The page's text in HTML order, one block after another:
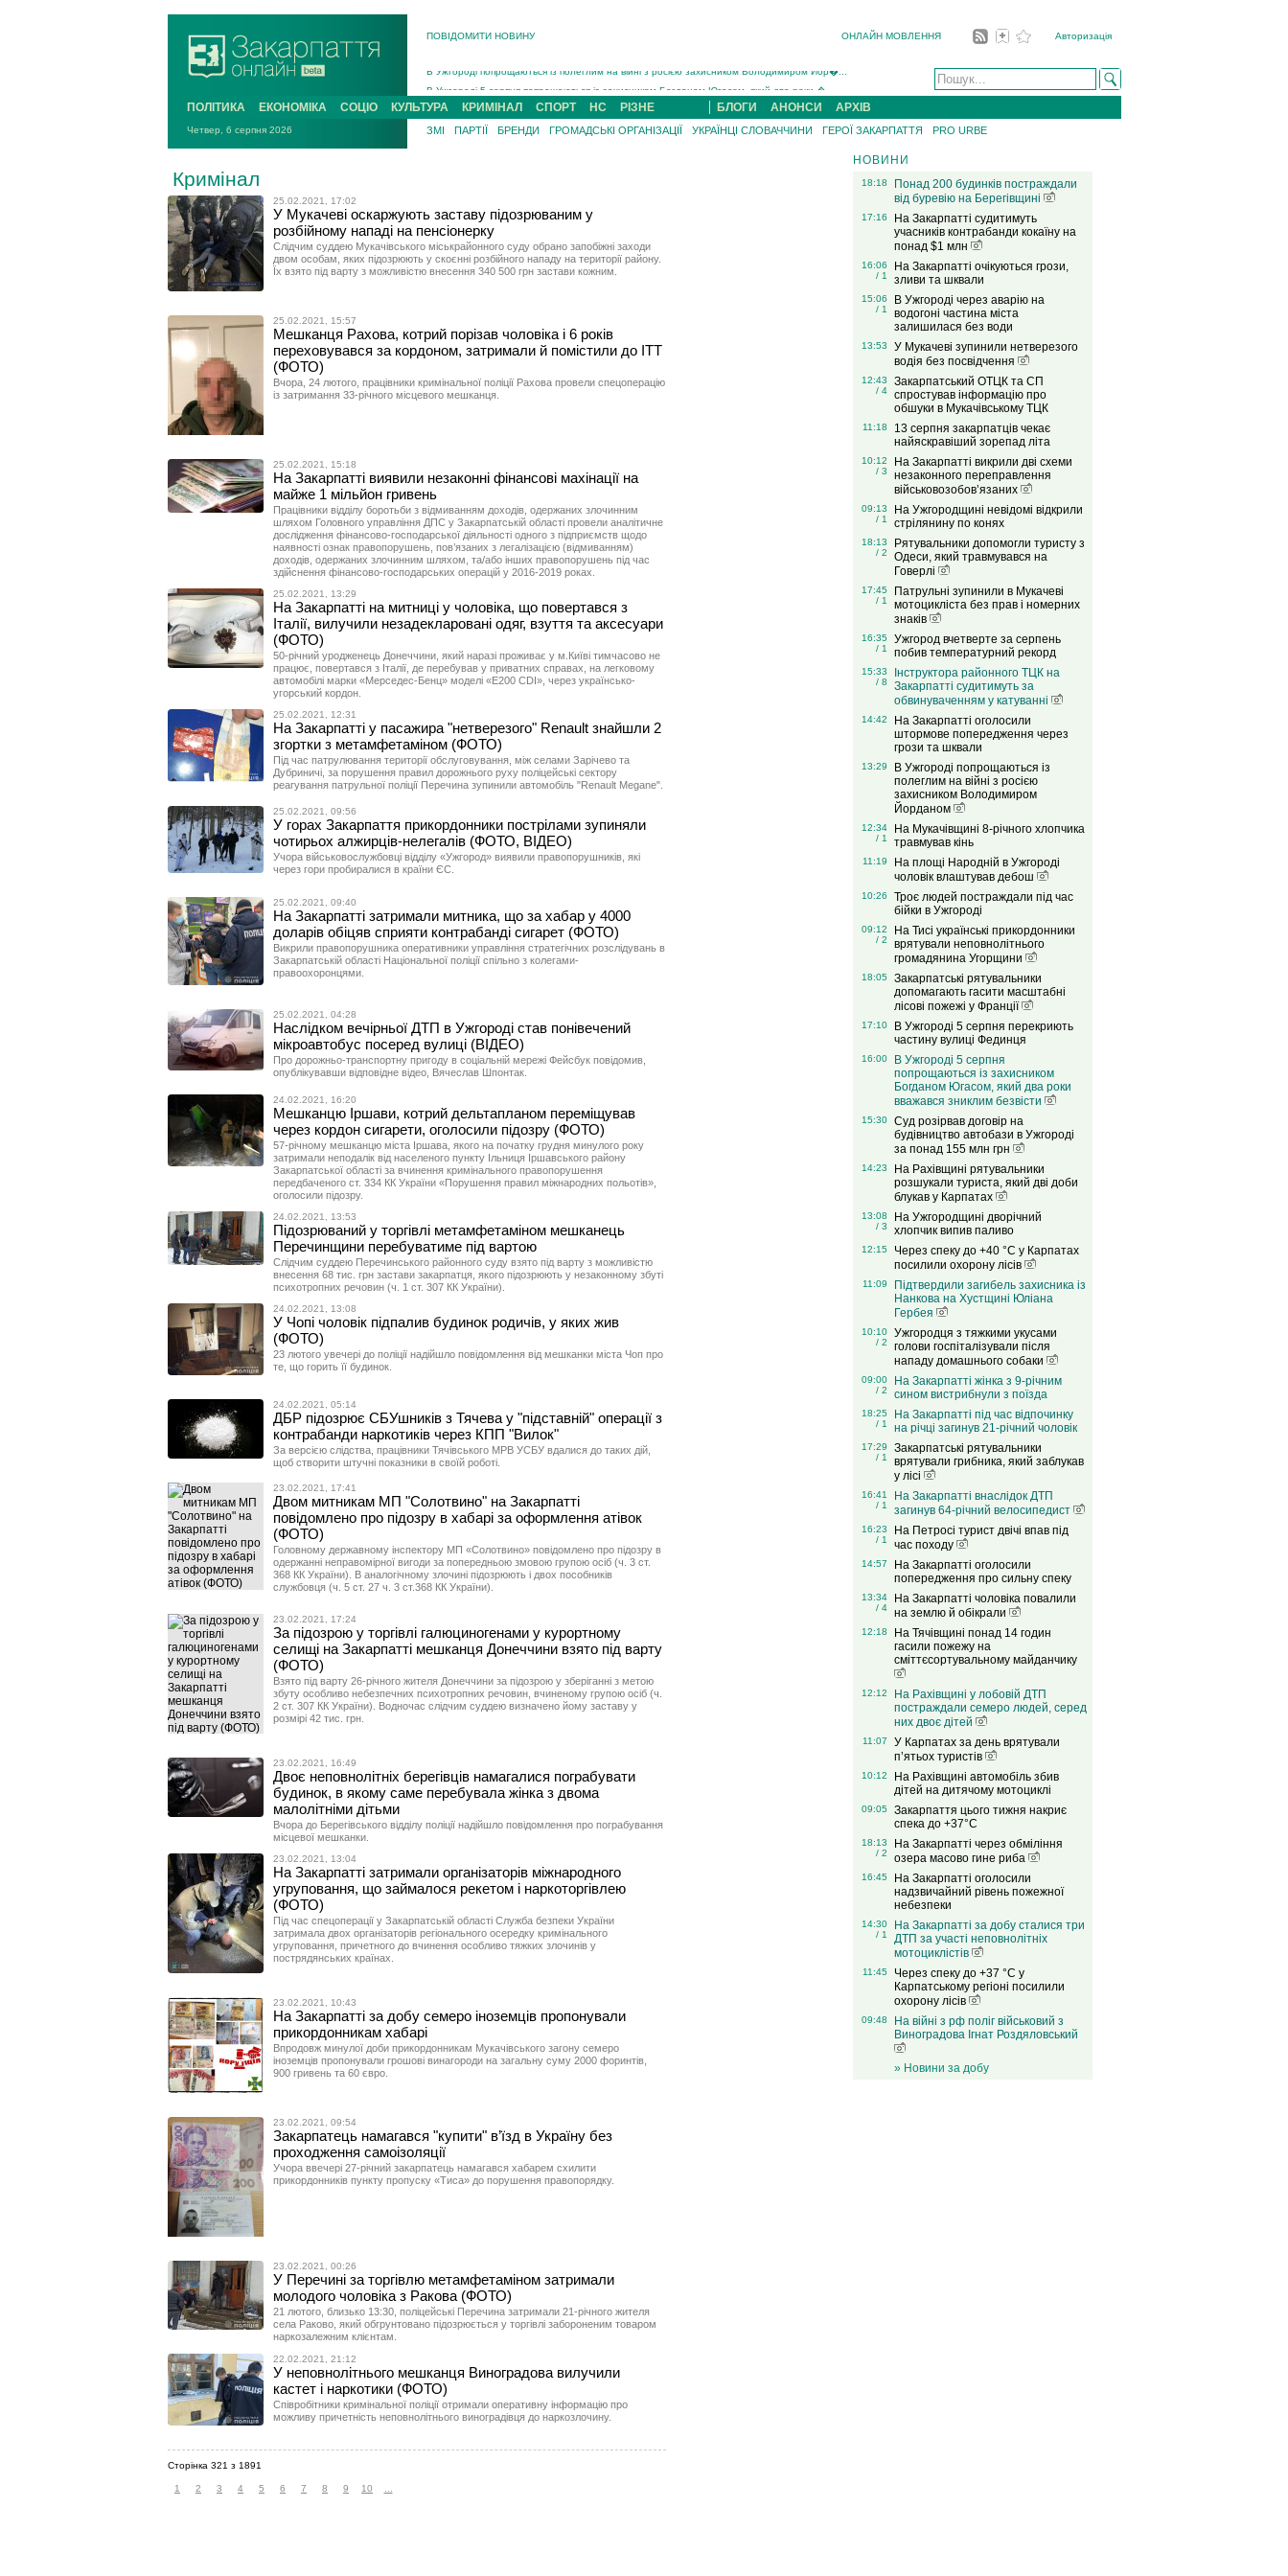
ПОВІДОМИТИ НОВИНУ ОНЛАЙН МОВЛЕННЯ Авторизація
Інструктора районного ТЦК на Закарпатті судитимуть за обвинуваченням у катув...
В Ужгороді 5 серпня попрощаються із захисником Богданом Югасом, який два роки �...
Підтвердили загибель захисника із Нанкова на Хустщині Юліана Гербея (ФОТО)[/gree...
На війні з рф поліг військовий з Виноградова Ігнат Роздяловський (ФОТО)...
На Хустщині внаслідок ДТП за участі трьох авто постраждали 13 людей (ФОТО)...
ПОЛІТИКА ЕКОНОМІКА СОЦІО КУЛЬТУРА КРИМІНАЛ СПОРТ НС РІЗНЕ БЛОГИ АНОНСИ АРХІВ
Четвер, 6 серпня 2026 ЗМІ ПАРТІЇ БРЕНДИ ГРОМАДСЬКІ ОРГАНІЗАЦІЇ УКРАЇНЦІ СЛОВАЧЧИНИ ГЕРОЇ ЗАКАРПАТТЯ PRO URBE
Кримінал
25.02.2021, 17:02
У Мукачеві оскаржують заставу підозрюваним у
розбійному нападі на пенсіонерку
Слідчим суддею Мукачівського міськрайонного суду обрано запобіжні заходи
двом особам, яких підозрюють у скоєнні розбійного нападу на території району.
Їх взято під варту з можливістю внесення 340 500 грн застави кожним.
25.02.2021, 15:57
Мешканця Рахова, котрий порізав чоловіка і 6 років
переховувався за кордоном, затримали й помістили до ІТТ
(ФОТО)
Вчора, 24 лютого, працівники кримінальної поліції Рахова провели спецоперацію
із затримання 33-річного місцевого мешканця.
25.02.2021, 15:18
На Закарпатті виявили незаконні фінансові махінації на
майже 1 мільйон гривень
Працівники відділу боротьби з відмиванням доходів, одержаних злочинним
шляхом Головного управління ДПС у Закарпатській області провели аналітичне
дослідження фінансово-господарської діяльності одного з підприємств щодо
наявності ознак правопорушень, пов’язаних з легалізацією (відмиванням)
доходів, одержаних злочинним шляхом, та/або інших правопорушень під час
здійснення фінансово-господарських операцій у 2016-2019 роках.
25.02.2021, 13:29
На Закарпатті на митниці у чоловіка, що повертався з
Італії, вилучили незадекларовані одяг, взуття та аксесуари
(ФОТО)
50-річний уродженець Донеччини, який наразі проживає у м.Київі тимчасово не
працює, повертався з Італії, де перебував у приватних справах, на легковому
автомобілі марки «Мерседес-Бенц» моделі «E200 CDI», через українсько-
угорський кордон.
25.02.2021, 12:31
На Закарпатті у пасажира "нетверезого" Renault знайшли 2
згортки з метамфетаміном (ФОТО)
Під час патрулювання території обслуговування, між селами Зарічево та
Дубриничі, за порушення правил дорожнього руху поліцейські сектору
реагування патрульної поліції Перечина зупинили автомобіль "Renault Megane".
25.02.2021, 09:56
У горах Закарпаття прикордонники пострілами зупиняли
чотирьох алжирців-нелегалів (ФОТО, ВІДЕО)
Учора військовослужбовці відділу «Ужгород» виявили правопорушників, які
через гори пробиралися в країни ЄС.
25.02.2021, 09:40
На Закарпатті затримали митника, що за хабар у 4000
доларів обіцяв сприяти контрабанді сигарет (ФОТО)
Викрили правопорушника оперативники управління стратегічних розслідувань в
Закарпатській області Національної поліції спільно з колегами-
правоохоронцями.
25.02.2021, 04:28
Наслідком вечірньої ДТП в Ужгороді став понівечений
мікроавтобус посеред вулиці (ВІДЕО)
Про дорожньо-транспортну пригоду в соціальній мережі Фейсбук повідомив,
опублікувавши відповідне відео, Вячеслав Шпонтак.
24.02.2021, 16:20
Мешканцю Іршави, котрий дельтапланом переміщував
через кордон сигарети, оголосили підозру (ФОТО)
57-річному мешканцю міста Іршава, якого на початку грудня минулого року
затримали неподалік від населеного пункту Ільниця Іршавського району
Закарпатської області за вчинення кримінального правопорушення
передбаченого ст. 334 КК України «Порушення правил міжнародних польотів»,
оголосили підозру.
24.02.2021, 13:53
Підозрюваний у торгівлі метамфетаміном мешканець
Перечинщини перебуватиме під вартою
Слідчим суддею Перечинського районного суду взято під варту з можливістю
внесення 68 тис. грн застави закарпатця, якого підозрюють у незаконному збуті
психотропних речовин (ч. 1 ст. 307 КК України).
24.02.2021, 13:08
У Чопі чоловік підпалив будинок родичів, у яких жив
(ФОТО)
23 лютого увечері до поліції надійшло повідомлення від мешканки міста Чоп про
те, що горить її будинок.
24.02.2021, 05:14
ДБР підозрює СБУшників з Тячева у "підставній" операції з
контрабанди наркотиків через КПП "Вилок"
За версією слідства, працівники Тячівського МРВ УСБУ вдалися до таких дій,
щоб створити штучні показники в своїй роботі.
23.02.2021, 17:41
Двом митникам МП "Солотвино" на Закарпатті
повідомлено про підозру в хабарі за оформлення атівок
(ФОТО)
Головному державному інспектору МП «Солотвино» повідомлено про підозру в
одержанні неправомірної вигоди за попередньою змовою групою осіб (ч. 3 ст.
368 КК України). В аналогічному злочині підозрюють і двох пособників
службовця (ч. 5 ст. 27 ч. 3 ст.368 КК України).
23.02.2021, 17:24
За підозрою у торгівлі галюциногенами у курортному
селищі на Закарпатті мешканця Донеччини взято під варту
(ФОТО)
Взято під варту 26-річного жителя Донеччини за підозрою у зберіганні з метою
збуту особливо небезпечних психотропних речовин, вчиненому групою осіб (ч.
2 ст. 307 КК України). Водночас слідчим суддею визначено йому заставу у
розмірі 42 тис. грн.
23.02.2021, 16:49
Двоє неповнолітніх берегівців намагалися пограбувати
будинок, в якому саме перебувала жінка з двома
малолітніми дітьми
Вчора до Берегівського відділу поліції надійшло повідомлення про пограбування
місцевої мешканки.
23.02.2021, 13:04
На Закарпатті затримали організаторів міжнародного
угруповання, що займалося рекетом і наркоторгівлею
(ФОТО)
Під час спецоперації у Закарпатській області Служба безпеки України
затримала двох організаторів регіонального осередку кримінального
угруповання, причетного до вчинення особливо тяжких злочинів у
пострядянських країнах.
23.02.2021, 10:43
На Закарпатті за добу семеро іноземців пропонували
прикордонникам хабарі
Впродовж минулої доби прикордонникам Мукачівського загону семеро
іноземців пропонували грошові винагороди на загальну суму 2000 форинтів,
900 гривень та 60 євро.
23.02.2021, 09:54
Закарпатець намагався "купити" в’їзд в Україну без
проходження самоізоляції
Учора ввечері 27-річний закарпатець намагався хабарем схилити
прикордонників пункту пропуску «Тиса» до порушення правопорядку.
23.02.2021, 00:26
У Перечині за торгівлю метамфетаміном затримали
молодого чоловіка з Ракова (ФОТО)
21 лютого, близько 13:30, поліцейські Перечина затримали 21-річного жителя
села Раково, який обгрунтовано підозрюється у торгівлі забороненим товаром
наркозалежним клієнтам.
22.02.2021, 21:12
У неповнолітнього мешканця Виноградова вилучили
кастет і наркотики (ФОТО)
Співробітники кримінальної поліції отримали оперативну інформацію про
можливу причетність неповнолітнього виноградівця до наркозлочину.
Сторінка 321 з 1891
1 2 3 4 5 6 7 8 9 10
НОВИНИ
18:18
Понад 200 будинків постраждали
від буревію на Берегівщині
17:16
На Закарпатті судитимуть
учасників контрабанди кокаїну на
понад $1 млн
16:06
/ 1
На Закарпатті очікуються грози,
зливи та шквали
15:06
/ 1
В Ужгороді через аварію на
водогоні частина міста
залишилася без води
13:53
У Мукачеві зупинили нетверезого
водія без посвідчення
12:43
/ 4
Закарпатський ОТЦК та СП
спростував інформацію про
обшуки в Мукачівському ТЦК
11:18
13 серпня закарпатців чекає
найяскравіший зорепад літа
10:12
/ 3
На Закарпатті викрили дві схеми
незаконного переправлення
військовозобов’язаних
09:13
/ 1
На Ужгородщині невідомі відкрили
стрілянину по конях
18:13
/ 2
Рятувальники допомогли туристу з
Одеси, який травмувався на
Говерлі
17:45
/ 1
Патрульні зупинили в Мукачеві
мотоцикліста без прав і номерних
знаків
16:35
/ 1
Ужгород вчетверте за серпень
побив температурний рекорд
15:33
/ 8
Інструктора районного ТЦК на
Закарпатті судитимуть за
обвинуваченням у катуванні
14:42
На Закарпатті оголосили
штормове попередження через
грози та шквали
13:29
В Ужгороді попрощаються із
полеглим на війні з росією
захисником Володимиром
Йорданом
12:34
/ 1
На Мукачівщині 8-річного хлопчика
травмував кінь
11:19
На площі Народній в Ужгороді
чоловік влаштував дебош
10:26
Троє людей постраждали під час
бійки в Ужгороді
09:12
/ 2
На Тисі українські прикордонники
врятували неповнолітнього
громадянина Угорщини
18:05
Закарпатські рятувальники
допомагають гасити масштабні
лісові пожежі у Франції
17:10
В Ужгороді 5 серпня перекриють
частину вулиці Фединця
16:00
В Ужгороді 5 серпня
попрощаються із захисником
Богданом Югасом, який два роки
вважався зниклим безвісти
15:30
Суд розірвав договір на
будівництво автобази в Ужгороді
за понад 155 млн грн
14:23
На Рахівщині рятувальники
розшукали туриста, який дві доби
блукав у Карпатах
13:08
/ 3
На Ужгородщині дворічний
хлопчик випив паливо
12:15
Через спеку до +40 °C у Карпатах
посилили охорону лісів
11:09
Підтвердили загибель захисника із
Нанкова на Хустщині Юліана
Гербея
10:10
/ 2
Ужгородця з тяжкими укусами
голови госпіталізували після
нападу домашнього собаки
09:00
/ 2
На Закарпатті жінка з 9-річним
сином вистрибнули з поїзда
18:25
/ 1
На Закарпатті під час відпочинку
на річці загинув 21-річний чоловік
17:29
/ 1
Закарпатські рятувальники
врятували грибника, який заблукав
у лісі
16:41
/ 1
На Закарпатті внаслідок ДТП
загинув 64-річний велосипедист
16:23
/ 1
На Петросі турист двічі впав під
час походу
14:57
На Закарпатті оголосили
попередження про сильну спеку
13:34
/ 4
На Закарпатті чоловіка повалили
на землю й обікрали
12:18
На Тячівщині понад 14 годин
гасили пожежу на
сміттєсортувальному майданчику
12:12
На Рахівщині у лобовій ДТП
постраждали семеро людей, серед
них двоє дітей
11:07
У Карпатах за день врятували
п’ятьох туристів
10:12
На Рахівщині автомобіль збив
дітей на дитячому мотоциклі
09:05
Закарпаття цього тижня накриє
спека до +37°C
18:13
/ 2
На Закарпатті через обміління
озера масово гине риба
16:45
На Закарпатті оголосили
надзвичайний рівень пожежної
небезпеки
14:30
/ 1
На Закарпатті за добу сталися три
ДТП за участі неповнолітніх
мотоциклістів
11:45
Через спеку до +37 °C у
Карпатському регіоні посилили
охорону лісів
09:48
На війні з рф поліг військовий з
Виноградова Ігнат Роздяловський
» Новини за добу